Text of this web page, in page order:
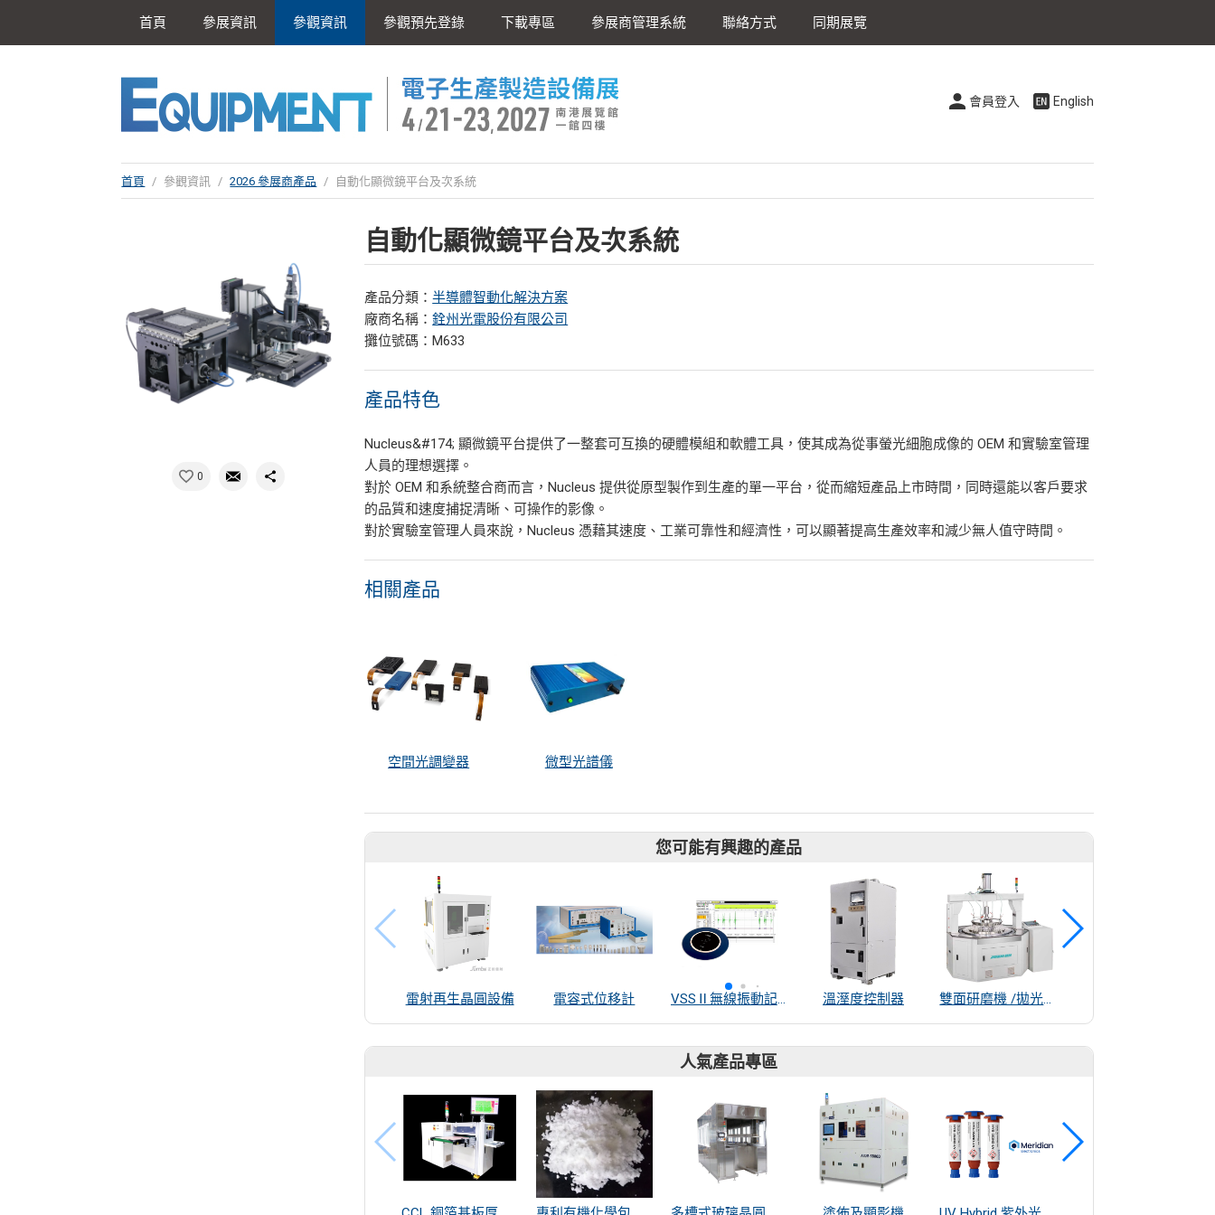
首頁 參展資訊 參觀資訊 參觀預先登錄 下載專區 參展商管理系統 聯絡方式 同期展覽
會員登入 English
首頁 / 參觀資訊 / 2026 參展商產品 / 自動化顯微鏡平台及次系統
0
自動化顯微鏡平台及次系統
產品分類：半導體智動化解決方案
廠商名稱：銓州光電股份有限公司
攤位號碼：M633
產品特色
Nucleus&#174; 顯微鏡平台提供了一整套可互換的硬體模組和軟體工具，使其成為從事螢光細胞成像的 OEM 和實驗室管理
人員的理想選擇。
對於 OEM 和系統整合商而言，Nucleus 提供從原型製作到生產​​的單一平台，從而縮短產品上市時間，同時還能以客戶要求
的品質和速度捕捉清晰、可操作的影像。
對於實驗室管理人員來說，Nucleus 憑藉其速度、工業可靠性和經濟性，可以顯著提高生產效率和減少無人值守時間。
相關產品
空間光調變器 微型光譜儀
您可能有興趣的產品
雷射再生晶圓設備 電容式位移計 VSSⅡ無線振動記錄器 溫溼度控制器 雙面研磨機 /拋光機
人氣產品專區